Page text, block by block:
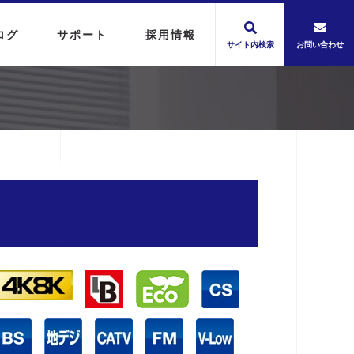
グ サポート 採用情報
サイト内検索 お問い合わせ